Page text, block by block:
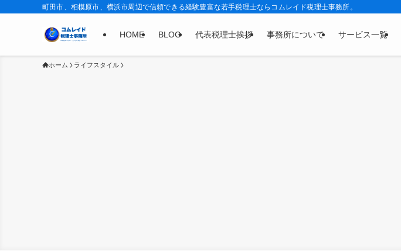
町田市、相模原市、横浜市周辺で信頼できる経験豊富な若手税理士ならコムレイド税理士事務所。
HOME BLOG 代表税理士挨拶 事務所について サービス一覧
ホーム ライフスタイル